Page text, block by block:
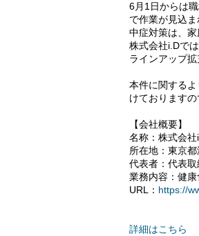
6月1日からは
で作業が見込
中症対策は、家
株式会社i.Dで
ラインアップ拡
本件に関する
けておりますの
【会社概要】
名称：株式会社
所在地：東京
代表者：代表
業務内容：健
URL： https://
詳細はこちら